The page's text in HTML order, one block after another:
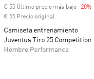
€ 55 Último precio más bajo -20%
€ 55 Precio original
Camiseta entrenamiento
Juventus Tiro 25 Competition
Hombre Performance